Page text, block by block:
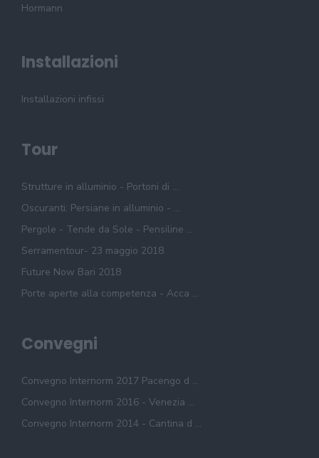
Hormann
Installazioni
Installazioni infissi
Tour
Strutture in alluminio - Portoni di ...
Oscuranti: Persiane in alluminio - ...
Pergole - Tende da Sole - Pensiline ...
Serramentour- 23 maggio 2018
Future Now Bari 2018
Porte aperte alla competenza - Acca ...
Convegni
Convegno Internorm 2017 Pacengo d ...
Convegno Internorm 2016 - Venezia ...
Convegno Internorm 2014 - Cantina d ...